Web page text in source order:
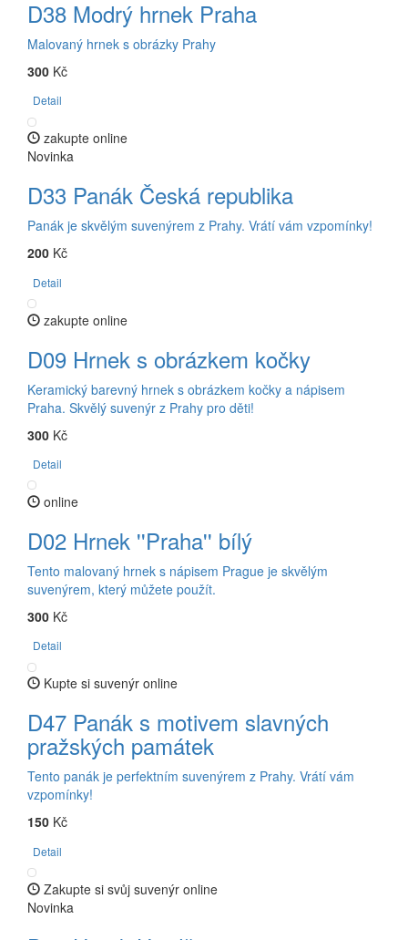
D38 Modrý hrnek Praha
Malovaný hrnek s obrázky Prahy
300 Kč
Detail
zakupte online
Novinka
D33 Panák Česká republika
Panák je skvělým suvenýrem z Prahy. Vrátí vám vzpomínky!
200 Kč
Detail
zakupte online
D09 Hrnek s obrázkem kočky
Keramický barevný hrnek s obrázkem kočky a nápisem
Praha. Skvělý suvenýr z Prahy pro děti!
300 Kč
Detail
online
D02 Hrnek ''Praha'' bílý
Tento malovaný hrnek s nápisem Prague je skvělým
suvenýrem, který můžete použít.
300 Kč
Detail
Kupte si suvenýr online
D47 Panák s motivem slavných
pražských památek
Tento panák je perfektním suvenýrem z Prahy. Vrátí vám
vzpomínky!
150 Kč
Detail
Zakupte si svůj suvenýr online
Novinka